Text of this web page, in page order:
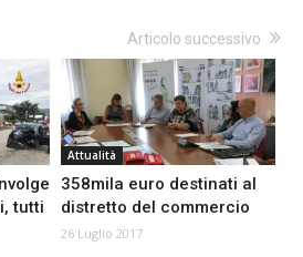
tutti
Articolo successivo
Attualità
358mila euro destinati al
distretto del commercio
26 Luglio 2017